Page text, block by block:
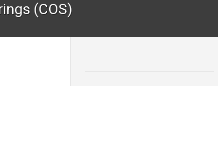
(COS)